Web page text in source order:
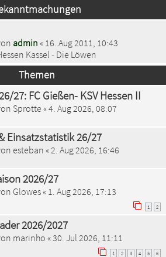
admin « 16. Aug 2011, 10:43
Kassel - Die Löwen
Themen
27: FC Gießen- KSV Hessen II
Sprotte «4. Aug 2026, 08:07
Einsatzstatistik 26/27
esteban « 2. Aug 2026, 16:46
2026/27
Glowes« 1. Aug 2026, 17:13
1 2
2026/2027
marinho «30. Jul 2026, 11:11
1 2 3 4 5 6